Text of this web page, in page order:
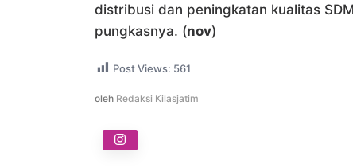
distribusi dan peningkatan kualitas
pungkasnya. (nov)
Post Views: 561
oleh Redaksi Kilasjatim